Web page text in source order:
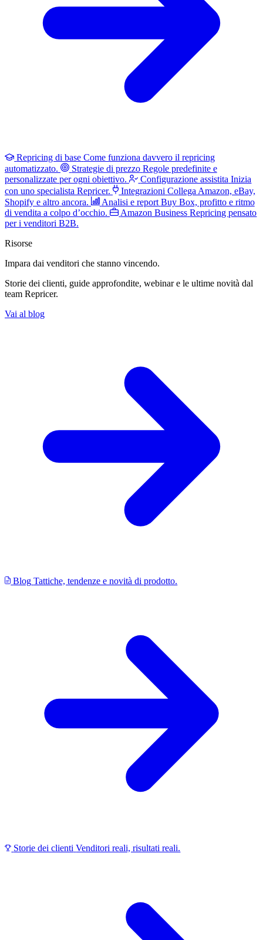
Repricing di base Come funziona davvero il repricing
automatizzato.
Strategie di prezzo Regole predefinite e
personalizzate per ogni obiettivo.
Configurazione assistita Inizia
con uno specialista Repricer.
Integrazioni Collega Amazon, eBay,
Shopify e altro ancora.
Analisi e report Buy Box, profitto e ritmo
di vendita a colpo d’occhio.
Amazon Business Repricing pensato
per i venditori B2B.
Risorse
Impara dai venditori che stanno vincendo.
Storie dei clienti, guide approfondite, webinar e le ultime novità dal
team Repricer.
Vai al blog
Blog Tattiche, tendenze e novità di prodotto.
Storie dei clienti Venditori reali, risultati reali.